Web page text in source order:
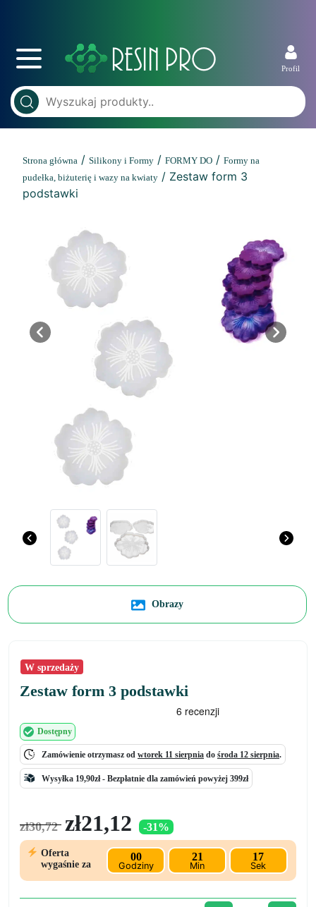
Profil
Strona główna / Silikony i Formy / FORMY DO / Formy na
pudełka, biżuterię i wazy na kwiaty / Zestaw form 3
podstawki
Previous Next
Obrazy
W sprzedaży
Zestaw form 3 podstawki
Dostępny
Zamówienie otrzymasz od wtorek 11 sierpnia do środa 12 sierpnia.
Wysyłka 19,90zł - Bezpłatnie dla zamówień powyżej 399zł
zł30,72
Pierwotna
cena
zł30,72.
zł21,12 cena
wynosi:
zł21,12.
-31%
Oferta
wygaśnie za
00
Godziny
21
Min
16
Sek